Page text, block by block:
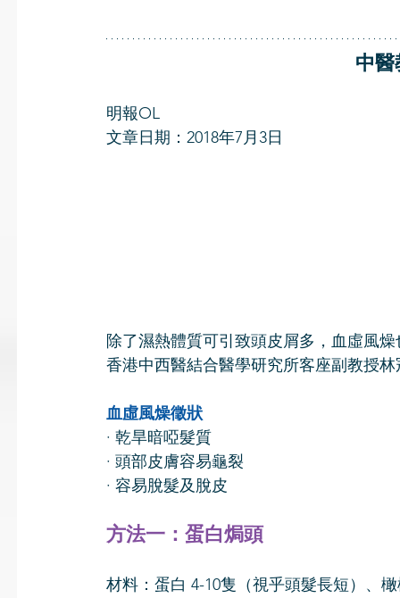
中
明報OL
文章日期：2018年7月3日
除了濕熱體質可引致頭皮屑多，血虛風
香港中西醫結合醫學研究所客座副教授
血虛風燥徵狀
· 乾旱暗啞髮質
· 頭部皮膚容易龜裂
· 容易脫髮及脫皮
方法一：蛋白焗頭
材料：蛋白 4-10隻（視乎頭髮長短）、